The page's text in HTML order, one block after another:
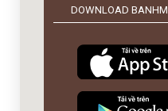
DOWNLOAD